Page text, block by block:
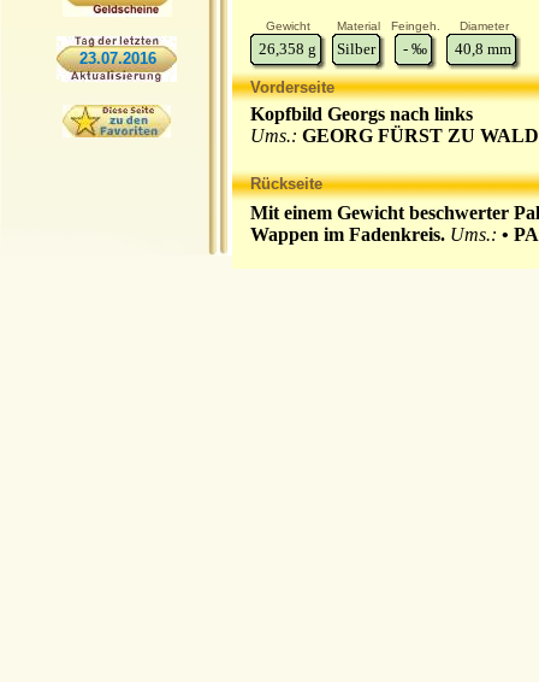
23.07.2016
Gewicht Material Feingeh. Diameter
26,358 g Silber - ‰ 40,8 mm
Vorderseite
Kopfbild Georgs nach links
Ums.: GEORG FÜRST ZU
Rückseite
Mit einem Gewicht beschwerter
Wappen im Fadenkreis. Ums.: •